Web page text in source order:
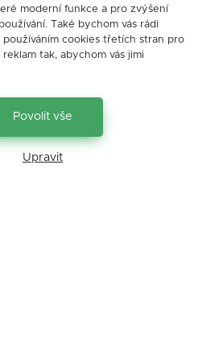
příležitosti
realitní trh
rekreace
školení
životní pojištění
moderní funkce a pro zvýšení
Také bychom vás rádi
používáním cookies třetích stran pro
tak, abychom vás jimi
Povolit vše
Upravit